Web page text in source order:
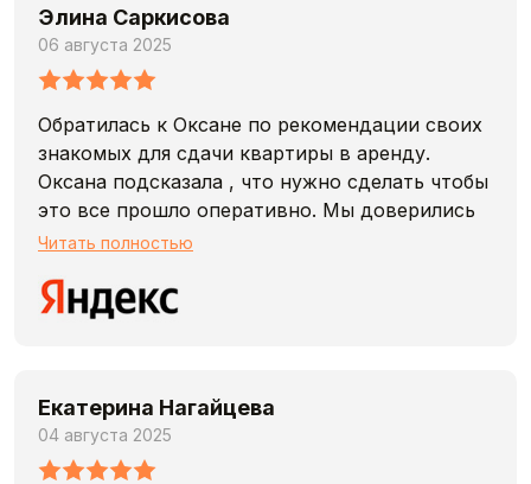
Элина Саркисова
06 августа 2025
Обратилась к Оксане по рекомендации своих
знакомых для сдачи квартиры в аренду.
Оксана подсказала , что нужно сделать чтобы
это все прошло оперативно. Мы доверились
рекомендациям и в итоге сдали уже на
мне позвонили и сказали есть 2 желающих и я
могу выбрать . Итог квартиру сдали очень
результата как у агентства.
Читать полностью
Екатерина Нагайцева
04 августа 2025